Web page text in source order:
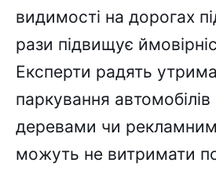
видимості на дорогах
рази підвищує
Експерти радять
паркування
деревами чи
можуть не витримати